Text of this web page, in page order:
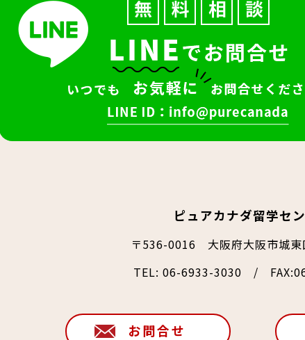
ピュアカナダ留学セ
〒536-0016 大阪府大阪市城
TEL: 06-6933-3030 /
お問合せ